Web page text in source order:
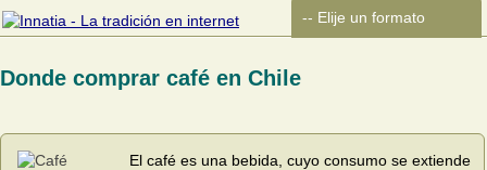
Donde comprar café en Chile
El café es una bebida, cuyo consumo se extiende